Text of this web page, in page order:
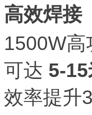
高效焊接
1500W
可达 5-
效率提升